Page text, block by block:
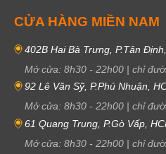
CỬA HÀNG MIỀN NAM
402B Hai Bà Trưng, P.Tân
Mở cửa: 8h30 - 22h00 | chỉ
92 Lê Văn Sỹ, P.Phú Nhuận,
Mở cửa: 8h30 - 22h00 | chỉ
61 Quang Trung, P.Gò Vấp,
Mở cửa: 8h30 - 22h00 | chỉ